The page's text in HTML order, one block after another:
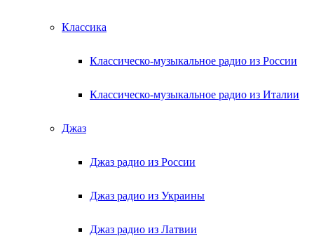
Классика
Классическо-музыкальное радио из России
Классическо-музыкальное радио из Италии
Джаз
Джаз радио из России
Джаз радио из Украины
Джаз радио из Латвии